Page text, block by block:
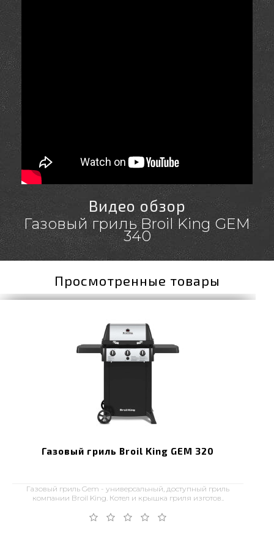
Видео обзор
Газовый гриль Broil King GEM
340
Просмотренные товары
Газовый гриль Broil King GEM 320
Газовый гриль Gem - универсальный, доступный гриль
компании Broil King. Котел и крышка гриля изготов..